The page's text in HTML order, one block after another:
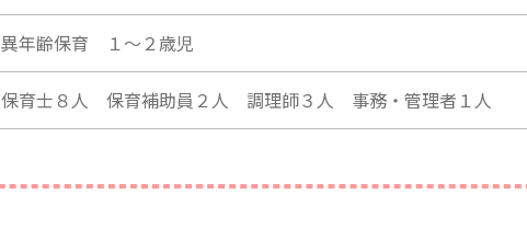
異年齢保育 １～２歳児
保育士８人 保育補助員２人 調理師３人 事務・管理者１人